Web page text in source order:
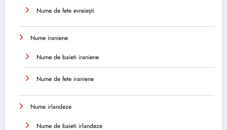
Nume de fete evreiești
Nume iraniene
Nume de baieti iraniene
Nume de fete iraniene
Nume irlandeze
Nume de baieti irlandeze